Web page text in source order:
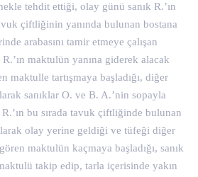
tehdit ettiği, olay günü sanık R.’ın
çiftliğinin yanında bulunan bostana
arabasını tamir etmeye çalışan
maktulün yanına giderek alacak
maktulle tartışmaya başladığı, diğer
sanıklar O. ve B. A.’nin sopayla
bu sırada tavuk çiftliğinde bulunan
olay yerine geldiği ve tüfeği diğer
maktulün kaçmaya başladığı, sanık
takip edip, tarla içerisinde yakın